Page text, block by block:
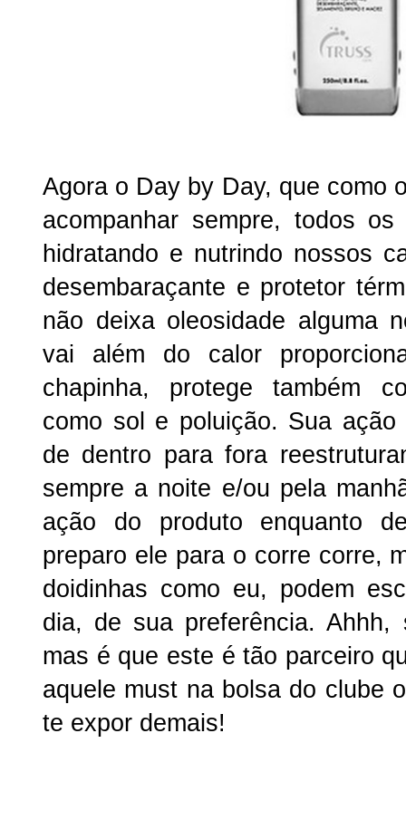
Agora o Day by Day, que como
acompanhar sempre, todos
hidratando e nutrindo nossos
desembaraçante e protetor
não deixa oleosidade alguma
vai além do calor
chapinha, protege também
como sol e poluição. Sua ação
de dentro para fora
sempre a noite e/ou pela
ação do produto enquanto
preparo ele para o corre corre,
doidinhas como eu, podem
dia, de sua preferência.
mas é que este é tão parceiro
aquele must na bolsa do clube
te expor demais!